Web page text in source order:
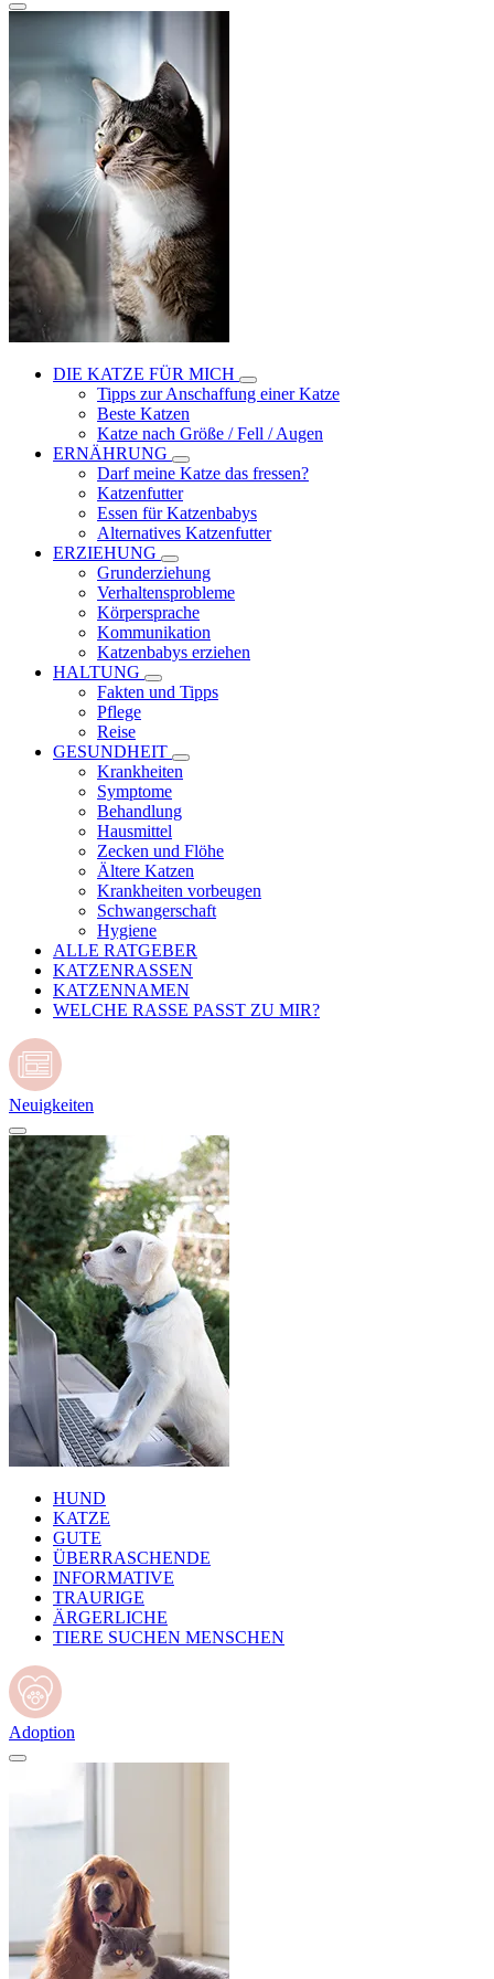
DIE KATZE FÜR MICH
Tipps zur Anschaffung einer Katze
Beste Katzen
Katze nach Größe / Fell / Augen
ERNÄHRUNG
Darf meine Katze das fressen?
Katzenfutter
Essen für Katzenbabys
Alternatives Katzenfutter
ERZIEHUNG
Grunderziehung
Verhaltensprobleme
Körpersprache
Kommunikation
Katzenbabys erziehen
HALTUNG
Fakten und Tipps
Pflege
Reise
GESUNDHEIT
Krankheiten
Symptome
Behandlung
Hausmittel
Zecken und Flöhe
Ältere Katzen
Krankheiten vorbeugen
Schwangerschaft
Hygiene
ALLE RATGEBER
KATZENRASSEN
KATZENNAMEN
WELCHE RASSE PASST ZU MIR?
Neuigkeiten
HUND
KATZE
GUTE
ÜBERRASCHENDE
INFORMATIVE
TRAURIGE
ÄRGERLICHE
TIERE SUCHEN MENSCHEN
Adoption